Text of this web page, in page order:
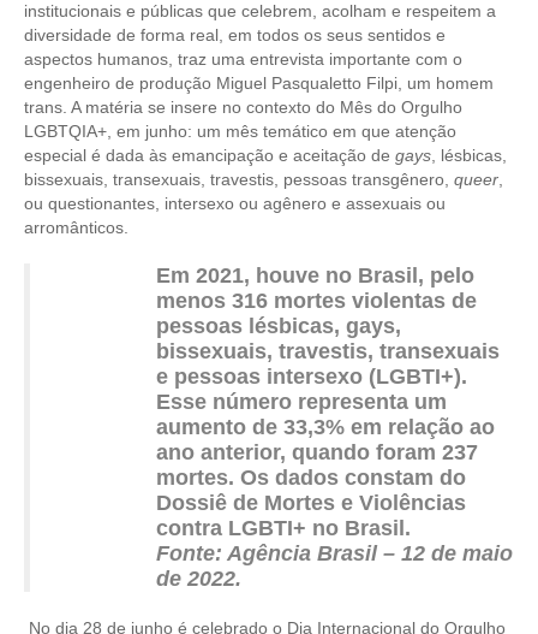
PERSONALIDADES DA TECNOLOGIA
NÚCLEO DA MULHER ENGENHEIRA
TRANSPARÊNCIA
JURÍDICO
CONSULTORIA
ACORDOS, CONVENÇÕES E DISSÍDIOS
CONTRIBUIÇÃO ASSISTENCIAL
CONTRIBUIÇÃO ASSOCIATIVA OU ANUIDADE DE SÓCIO
CONTRIBUIÇÃO SINDICAL URBANA
REVISÃO DE APOSENTADORIA
FGTS EXPURGOS
institucionais e públicas que celebrem, acolham e respeitem a
diversidade de forma real, em todos os seus sentidos e
aspectos humanos, traz uma entrevista importante com o
engenheiro de produção Miguel Pasqualetto Filpi, um homem
trans. A matéria se insere no contexto do Mês do Orgulho
LGBTQIA+, em junho: um mês temático em que atenção
especial é dada às emancipação e aceitação de gays, lésbicas,
bissexuais, transexuais, travestis, pessoas transgênero, queer,
ou questionantes, intersexo ou agênero e assexuais ou
arromânticos.
Em 2021, houve no Brasil, pelo
menos 316 mortes violentas de
pessoas lésbicas, gays,
bissexuais, travestis, transexuais
e pessoas intersexo (LGBTI+).
Esse número representa um
aumento de 33,3% em relação ao
ano anterior, quando foram 237
mortes. Os dados constam do
Dossiê de Mortes e Violências
contra LGBTI+ no Brasil .
Fonte: Agência Brasil – 12 de maio
de 2022.
No dia 28 de junho é celebrado o Dia Internacional do Orgulho